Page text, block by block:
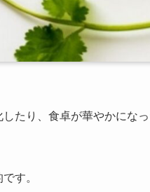
たり、食卓が華やかにな
す。